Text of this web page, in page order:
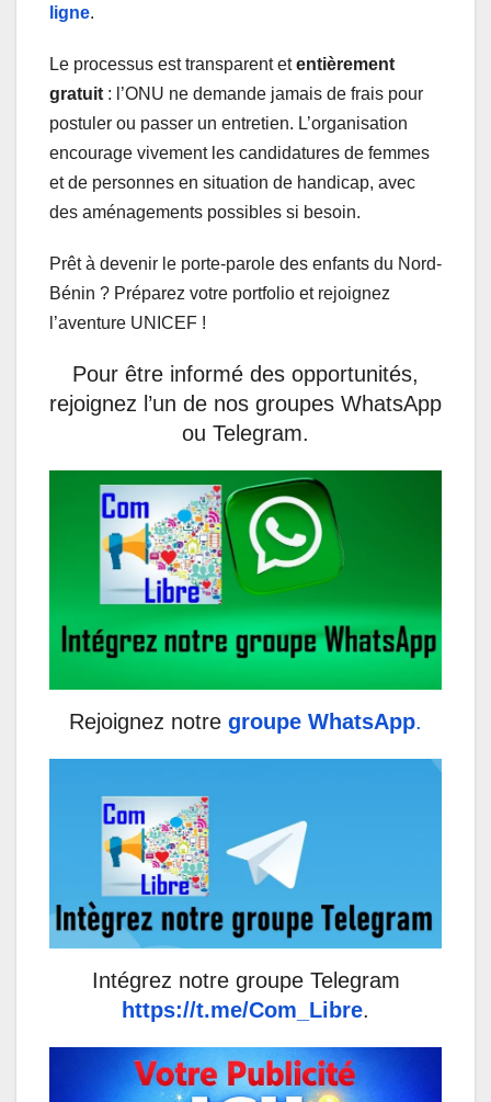
ligne.
Le processus est transparent etentièrement
gratuit : l’ONU ne demande jamais de frais pour
postuler ou passer un entretien. L’organisation
encourage vivement les candidatures de femmes
et de personnes en situation de handicap, avec
des aménagements possibles si besoin.
Prêt à devenir le porte-parole des enfants du Nord-
Bénin ? Préparez votre portfolio et rejoignez
l’aventure UNICEF !
Pour être informé des opportunités,
rejoignez l’un de nos groupes WhatsApp
ou Telegram.
Rejoignez notre groupe WhatsApp.
Intégrez notre groupe Telegram
https://t.me/Com_Libre.